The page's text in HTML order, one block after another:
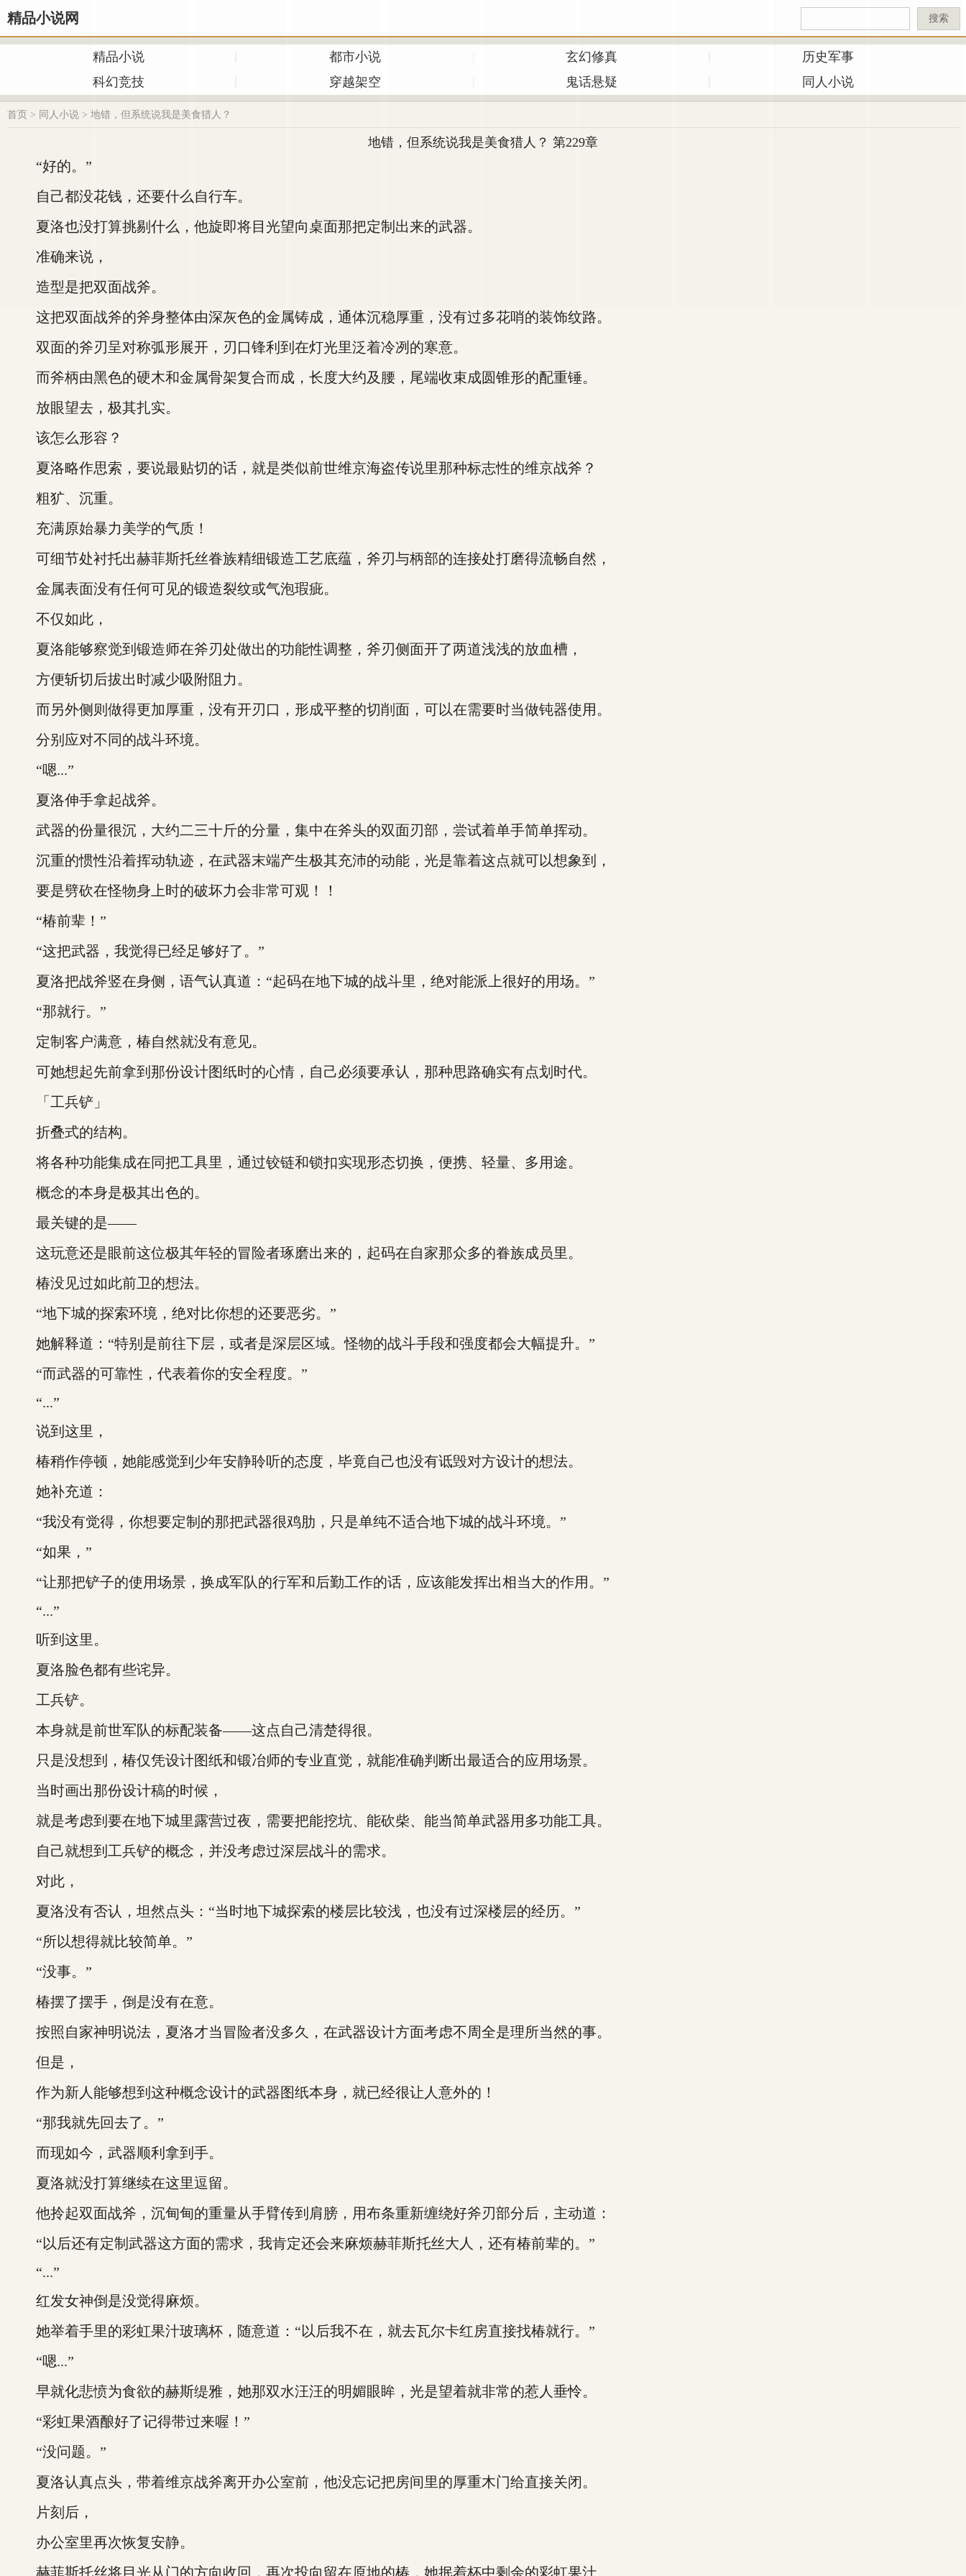
精品小说网 搜索
精品小说 都市小说 玄幻修真
历史军事
科幻竞技
穿越架空 鬼话悬疑 同人小说
首页 > 同人小说 > 地错，但系统说我是美食猎人？
地错，但系统说我是美食猎人？ 第229章
“好的。”
自己都没花钱，还要什么自行车。
夏洛也没打算挑剔什么，他旋即将目光望向桌面那把定制出来的武器。
准确来说，
造型是把双面战斧。
这把双面战斧的斧身整体由深灰色的金属铸成，通体沉稳厚重，没有过多花哨的装饰纹路。
双面的斧刃呈对称弧形展开，刃口锋利到在灯光里泛着冷冽的寒意。
而斧柄由黑色的硬木和金属骨架复合而成，长度大约及腰，尾端收束成圆锥形的配重锤。
放眼望去，极其扎实。
该怎么形容？
夏洛略作思索，要说最贴切的话，就是类似前世维京海盗传说里那种标志性的维京战斧？
粗犷、沉重。
充满原始暴力美学的气质！
可细节处衬托出赫菲斯托丝眷族精细锻造工艺底蕴，斧刃与柄部的连接处打磨得流畅自然，
金属表面没有任何可见的锻造裂纹或气泡瑕疵。
不仅如此，
夏洛能够察觉到锻造师在斧刃处做出的功能性调整，斧刃侧面开了两道浅浅的放血槽，
方便斩切后拔出时减少吸附阻力。
而另外侧则做得更加厚重，没有开刃口，形成平整的切削面，可以在需要时当做钝器使用。
分别应对不同的战斗环境。
“嗯...”
夏洛伸手拿起战斧。
武器的份量很沉，大约二三十斤的分量，集中在斧头的双面刃部，尝试着单手简单挥动。
沉重的惯性沿着挥动轨迹，在武器末端产生极其充沛的动能，光是靠着这点就可以想象到，
要是劈砍在怪物身上时的破坏力会非常可观！！
“椿前辈！”
“这把武器，我觉得已经足够好了。”
夏洛把战斧竖在身侧，语气认真道：“起码在地下城的战斗里，绝对能派上很好的用场。”
“那就行。”
定制客户满意，椿自然就没有意见。
可她想起先前拿到那份设计图纸时的心情，自己必须要承认，那种思路确实有点划时代。
「工兵铲」
折叠式的结构。
将各种功能集成在同把工具里，通过铰链和锁扣实现形态切换，便携、轻量、多用途。
概念的本身是极其出色的。
最关键的是——
这玩意还是眼前这位极其年轻的冒险者琢磨出来的，起码在自家那众多的眷族成员里。
椿没见过如此前卫的想法。
“地下城的探索环境，绝对比你想的还要恶劣。”
她解释道：“特别是前往下层，或者是深层区域。怪物的战斗手段和强度都会大幅提升。”
“而武器的可靠性，代表着你的安全程度。”
“...”
说到这里，
椿稍作停顿，她能感觉到少年安静聆听的态度，毕竟自己也没有诋毁对方设计的想法。
她补充道：
“我没有觉得，你想要定制的那把武器很鸡肋，只是单纯不适合地下城的战斗环境。”
“如果，”
“让那把铲子的使用场景，换成军队的行军和后勤工作的话，应该能发挥出相当大的作用。”
“...”
听到这里。
夏洛脸色都有些诧异。
工兵铲。
本身就是前世军队的标配装备——这点自己清楚得很。
只是没想到，椿仅凭设计图纸和锻冶师的专业直觉，就能准确判断出最适合的应用场景。
当时画出那份设计稿的时候，
就是考虑到要在地下城里露营过夜，需要把能挖坑、能砍柴、能当简单武器用多功能工具。
自己就想到工兵铲的概念，并没考虑过深层战斗的需求。
对此，
夏洛没有否认，坦然点头：“当时地下城探索的楼层比较浅，也没有过深楼层的经历。”
“所以想得就比较简单。”
“没事。”
椿摆了摆手，倒是没有在意。
按照自家神明说法，夏洛才当冒险者没多久，在武器设计方面考虑不周全是理所当然的事。
但是，
作为新人能够想到这种概念设计的武器图纸本身，就已经很让人意外的！
“那我就先回去了。”
而现如今，武器顺利拿到手。
夏洛就没打算继续在这里逗留。
他拎起双面战斧，沉甸甸的重量从手臂传到肩膀，用布条重新缠绕好斧刃部分后，主动道：
“以后还有定制武器这方面的需求，我肯定还会来麻烦赫菲斯托丝大人，还有椿前辈的。”
“...”
红发女神倒是没觉得麻烦。
她举着手里的彩虹果汁玻璃杯，随意道：“以后我不在，就去瓦尔卡红房直接找椿就行。”
“嗯...”
早就化悲愤为食欲的赫斯缇雅，她那双水汪汪的明媚眼眸，光是望着就非常的惹人垂怜。
“彩虹果酒酿好了记得带过来喔！”
“没问题。”
夏洛认真点头，带着维京战斧离开办公室前，他没忘记把房间里的厚重木门给直接关闭。
片刻后，
办公室里再次恢复安静。
赫菲斯托丝将目光从门的方向收回，再次投向留在原地的椿，她抿着杯中剩余的彩虹果汁。